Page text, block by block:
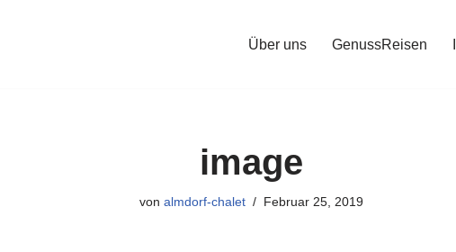
Über uns GenussReisen
image
von almdorf-chalet Februar 25, 2019